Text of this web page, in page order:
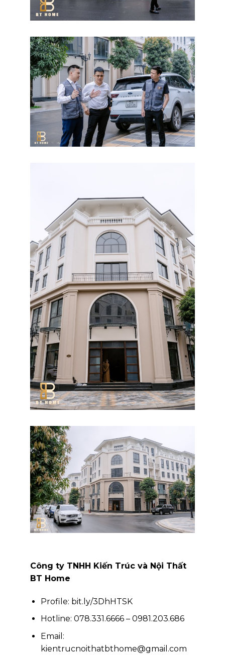
Công ty TNHH Kiến Trúc và Nội Thất
BT Home
Profile: bit.ly/3DhHTSK
Hotline: 078.331.6666 – 0981.203.686
Email:
kientrucnoithatbthome@gmail.com